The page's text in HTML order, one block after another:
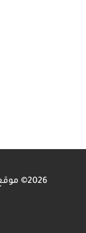
2026© موقع CPUNano | جميع الحقوق محفوظة